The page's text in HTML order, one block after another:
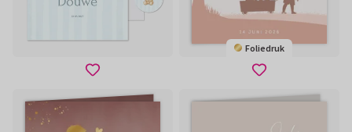
Foliedruk